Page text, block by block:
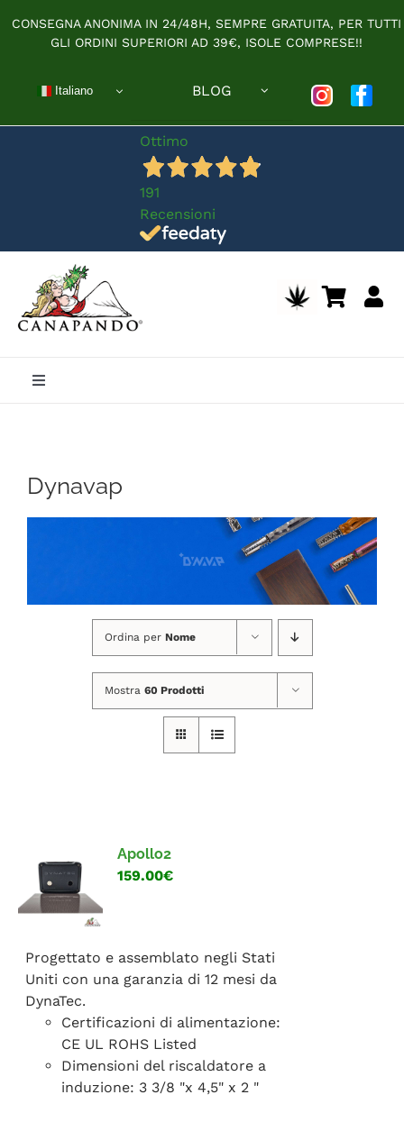
contenuto
CONSEGNA ANONIMA IN 24/48H, SEMPRE GRATUITA, PER TUTTI
GLI ORDINI SUPERIORI AD 39€, ISOLE COMPRESE!!
Italiano BLOG
Ottimo
191
Recensioni
Toggle
SHOP ONLINE
DELIVERY ROMA
FIERE E COLLABORAZIONI
Dynavap
Ordina per Nome
Mostra 60 Prodotti
Apollo2
159.00€
Progettato e assemblato negli Stati
Uniti con una garanzia di 12 mesi da
DynaTec.
Certificazioni di alimentazione:
CE UL ROHS Listed
Dimensioni del riscaldatore a
induzione: 3 3/8 "x 4,5" x 2 "